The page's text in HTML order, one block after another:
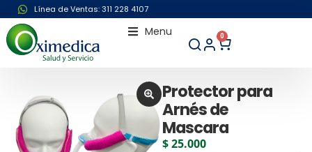
Línea de Ventas: 311 228 4107
Menu 0
Protector para
Arnés de
Mascara
$25.000